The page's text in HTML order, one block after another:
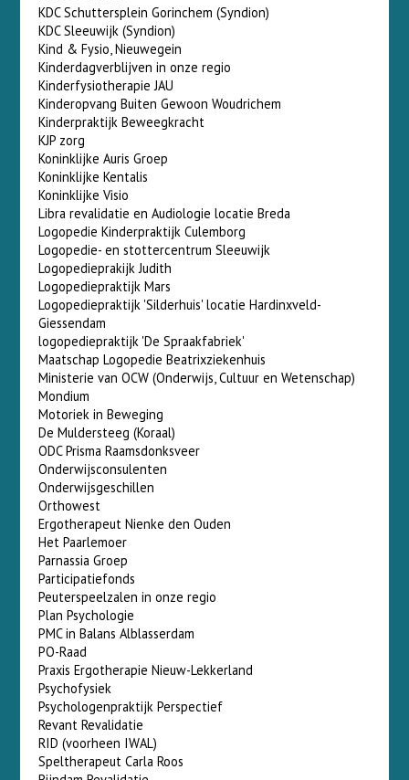
KDC Schuttersplein Gorinchem (Syndion)
KDC Sleeuwijk (Syndion)
Kind & Fysio, Nieuwegein
Kinderdagverblijven in onze regio
Kinderfysiotherapie JAU
Kinderopvang Buiten Gewoon Woudrichem
Kinderpraktijk Beweegkracht
KJP zorg
Koninklijke Auris Groep
Koninklijke Kentalis
Koninklijke Visio
Libra revalidatie en Audiologie locatie Breda
Logopedie Kinderpraktijk Culemborg
Logopedie- en stottercentrum Sleeuwijk
Logopedieprakijk Judith
Logopediepraktijk Mars
Logopediepraktijk 'Silderhuis' locatie Hardinxveld-
Giessendam
logopediepraktijk 'De Spraakfabriek'
Maatschap Logopedie Beatrixziekenhuis
Ministerie van OCW (Onderwijs, Cultuur en Wetenschap)
Mondium
Motoriek in Beweging
De Muldersteeg (Koraal)
ODC Prisma Raamsdonksveer
Onderwijsconsulenten
Onderwijsgeschillen
Orthowest
Ergotherapeut Nienke den Ouden
Het Paarlemoer
Parnassia Groep
Participatiefonds
Peuterspeelzalen in onze regio
Plan Psychologie
PMC in Balans Alblasserdam
PO-Raad
Praxis Ergotherapie Nieuw-Lekkerland
Psychofysiek
Psychologenpraktijk Perspectief
Revant Revalidatie
RID (voorheen IWAL)
Speltherapeut Carla Roos